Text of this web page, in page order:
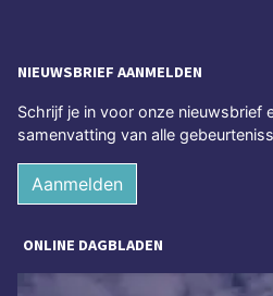
NIEUWSBRIEF AANMELDEN
Schrijf je in voor onze nieuwsbrief
samenvatting van alle
Aanmelden
ONLINE DAGBLADEN